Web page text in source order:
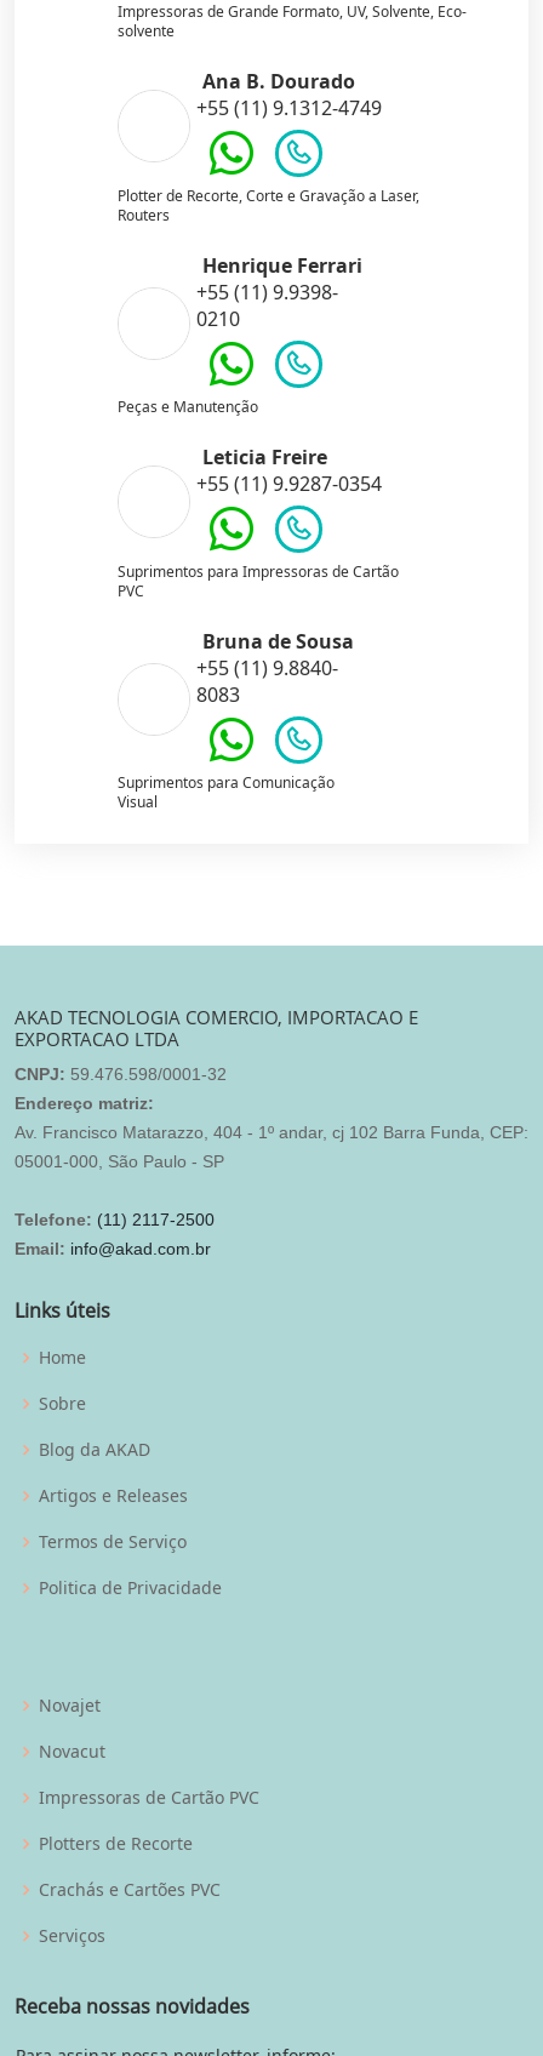
Impressoras de Grande Formato, UV, Solvente, Eco-
solvente
Ana B. Dourado
+55 (11) 9.1312-4749
Plotter de Recorte, Corte e Gravação a Laser,
Routers
Henrique Ferrari
+55 (11) 9.9398-
0210
Peças e Manutenção
Leticia Freire
+55 (11) 9.9287-0354
Suprimentos para Impressoras de Cartão
PVC
Bruna de Sousa
+55 (11) 9.8840-
8083
Suprimentos para Comunicação
Visual
AKAD TECNOLOGIA COMERCIO, IMPORTACAO E
EXPORTACAO LTDA
CNPJ: 59.476.598/0001-32
Endereço matriz:
Av. Francisco Matarazzo, 404 - 1º andar, cj 102 Barra Funda, CEP:
05001-000, São Paulo - SP
Telefone: (11) 2117-2500
Email: info@akad.com.br
Links úteis
Home
Sobre
Blog da AKAD
Artigos e Releases
Termos de Serviço
Politica de Privacidade
Novajet
Novacut
Impressoras de Cartão PVC
Plotters de Recorte
Crachás e Cartões PVC
Serviços
Receba nossas novidades